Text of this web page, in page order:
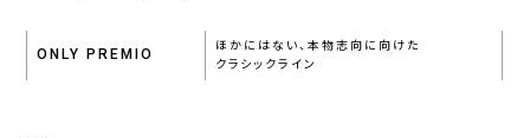
ONLY PREMIO
ほかにはない、本物志向に向けた
クラシックライン